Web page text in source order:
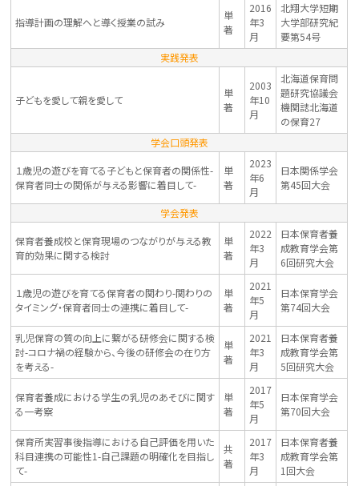
指導計画の理解へと導く授業の試み
単
著
2016
年3
月
北翔大学短期
大学部研究紀
要第54号
実践発表
子どもを愛して親を愛して
単
著
2003
年10
月
北海道保育問
題研究協議会
機関誌北海道
の保育27
学会口頭発表
１歳児の遊びを育てる子どもと保育者の関係性-
保育者同士の関係が与える影響に着目して-
単
著
2023
年6
月
日本関係学会
第45回大会
学会発表
保育者養成校と保育現場のつながりが与える教
育的効果に関する検討
単
著
2022
年3
月
日本保育者養
成教育学会第
6回研究大会
１歳児の遊びを育てる保育者の関わり-関わりの
タイミング・保育者同士の連携に着目して-
単
著
2021
年5
月
日本保育学会
第74回大会
乳児保育の質の向上に繋がる研修会に関する検
討-コロナ禍の経験から、今後の研修会の在り方
を考える-
単
著
2021
年3
月
日本保育者養
成教育学会第
5回研究大会
保育者養成における学生の乳児のあそびに関す
る一考察
単
著
2017
年5
月
日本保育学会
第70回大会
保育所実習事後指導における自己評価を用いた
科目連携の可能性1-自己課題の明確化を目指し
て-
共
著
2017
年3
月
日本保育者養
成教育学会第
1回大会